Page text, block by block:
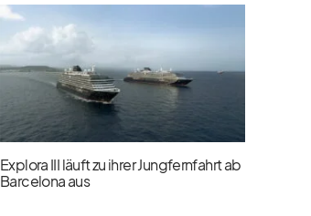
Explora III läuft zu ihrer Jungfernfahrt ab
Barcelona aus